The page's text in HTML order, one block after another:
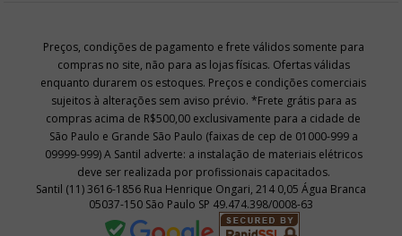
Santil (11) 3616-1856 Rua Henrique Ongari, 214 0,05 Água Branca
05037-150 São Paulo SP 49.474.398/0008-63
Preços, condições de pagamento e frete válidos somente para
compras no site, não para as lojas físicas. Ofertas válidas
enquanto durarem os estoques. Preços e condições comerciais
sujeitos à alterações sem aviso prévio. *Frete grátis para as
compras acima de R$500,00 exclusivamente para a cidade de
São Paulo e Grande São Paulo (faixas de cep de 01000-999 a
09999-999) A Santil adverte: a instalação de materiais elétricos
deve ser realizada por profissionais capacitados.